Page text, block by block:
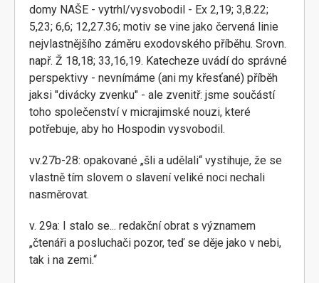
domy NAŠE - vytrhl/vysvobodil - Ex 2,19; 3,8.22;
5,23; 6,6; 12,27.36; motiv se vine jako červená linie
nejvlastnějšího záměru exodovského příběhu. Srovn.
např. Ž 18,18; 33,16,19. Katecheze uvádí do správné
perspektivy - nevnímáme (ani my křesťané) příběh
jaksi "divácky zvenku" - ale zvenitř: jsme součástí
toho společenství v micrajimské nouzi, které
potřebuje, aby ho Hospodin vysvobodil.
vv.27b-28: opakované „šli a udělali“ vystihuje, že se
vlastně tím slovem o slavení veliké noci nechali
nasměrovat.
v. 29a: I stalo se... redakční obrat s významem
„čtenáři a posluchači pozor, teď se děje jako v nebi,
tak i na zemi.“